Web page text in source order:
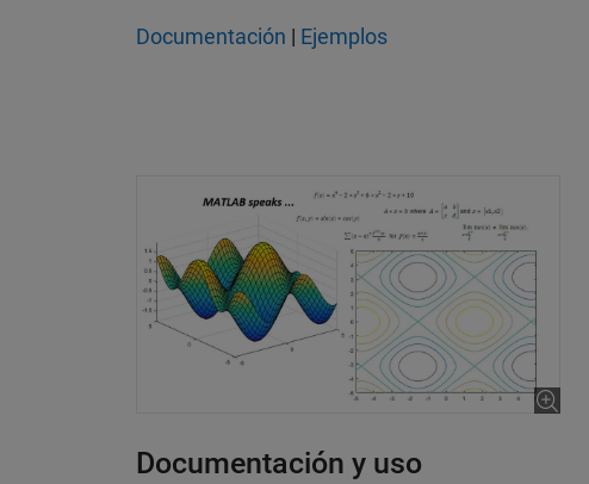
Documentación | Ejemplos
Documentación y uso